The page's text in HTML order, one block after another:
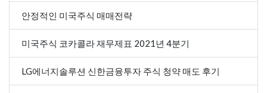
안정적인 미국주식 매매전략
미국주식 코카콜라 재무제표 2021년 4분기
LG에너지솔루션 신한금융투자 주식 청약 매도 후기